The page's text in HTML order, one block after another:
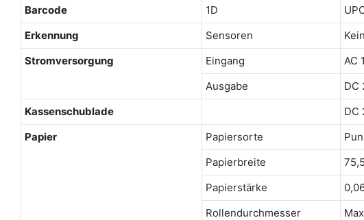
Barcode
1D
Erkennung
Sensoren
Stromversorgung
Eingang
AC
Ausgabe
DC
Kassenschublade
DC
Papier
Papiersorte
Papierbreite
Papierstärke
Rollendurchmesser